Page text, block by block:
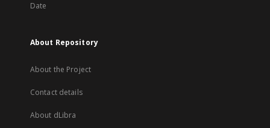
Date
About Repository
About the Project
Contact details
About dLibra